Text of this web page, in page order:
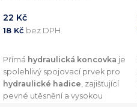
22 Kč
18 Kč bez DPH
Přímá hydraulická koncovka je
spolehlivý spojovací prvek pro
hydraulické hadice , zajišťující
pevné utěsnění a vysokou